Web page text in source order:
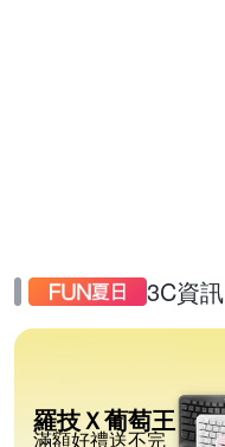
3C資訊
羅技Ｘ葡萄王
滿額好禮送不完